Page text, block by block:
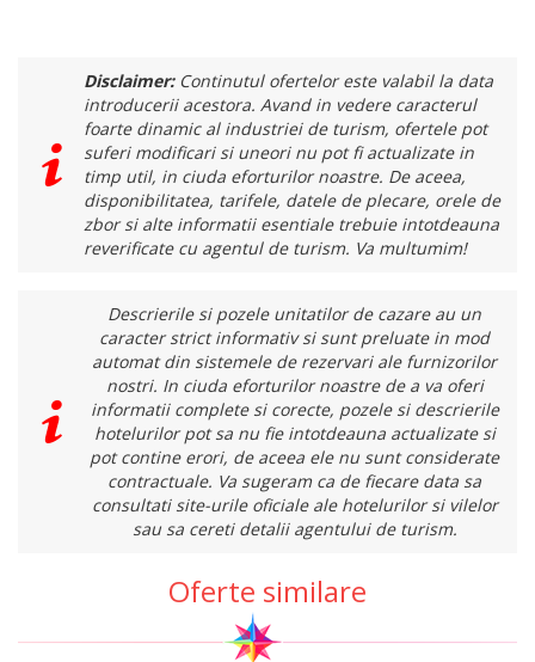
Disclaimer:Continutul ofertelor este valabil la data
introducerii acestora. Avand in vedere caracterul
foarte dinamic al industriei de turism, ofertele pot
suferi modificari si uneori nu pot fi actualizate in
timp util, in ciuda eforturilor noastre. De aceea,
disponibilitatea, tarifele, datele de plecare, orele de
zbor si alte informatii esentiale trebuie intotdeauna
reverificate cu agentul de turism. Va multumim!
Descrierile si pozele unitatilor de cazare au un
caracter strict informativ si sunt preluate in mod
automat din sistemele de rezervari ale furnizorilor
nostri. In ciuda eforturilor noastre de a va oferi
informatii complete si corecte, pozele si descrierile
hotelurilor pot sa nu fie intotdeauna actualizate si
pot contine erori, de aceea ele nu sunt considerate
contractuale. Va sugeram ca de fiecare data sa
consultati site-urile oficiale ale hotelurilor si vilelor
sau sa cereti detalii agentului de turism.
Oferte similare